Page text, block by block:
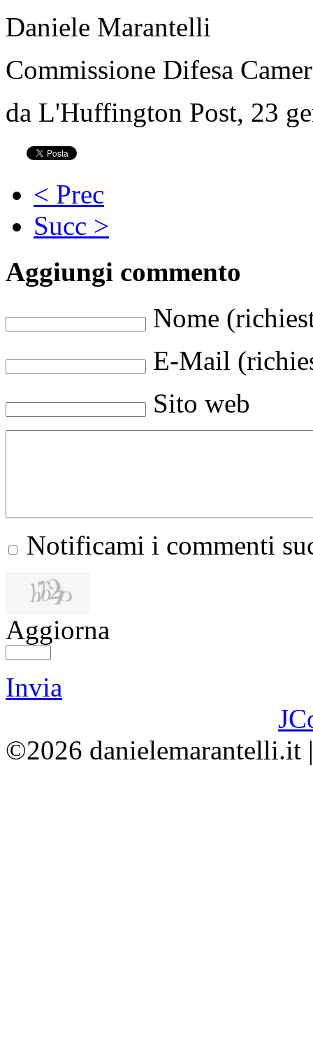
Daniele Marantelli
Commissione Difesa
da L'Huffington Post, 23
< Prec
Succ >
Aggiungi commento
Nome
E-Mail
Sito web
Notificami i commenti
Aggiorna
Invia
©2026 danielemarantelli.it